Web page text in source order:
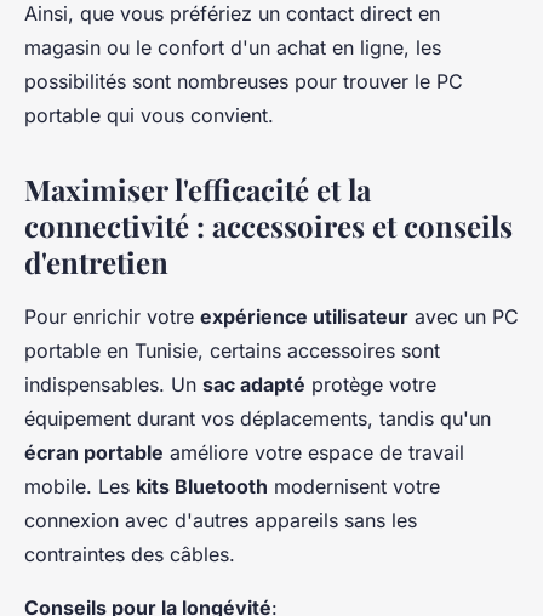
Ainsi, que vous préfériez un contact direct en
magasin ou le confort d'un achat en ligne, les
possibilités sont nombreuses pour trouver le PC
portable qui vous convient.
Maximiser l'efficacité et la
connectivité : accessoires et conseils
d'entretien
Pour enrichir votre expérience utilisateur avec un PC
portable en Tunisie, certains accessoires sont
indispensables. Un sac adapté protège votre
équipement durant vos déplacements, tandis qu'un
écran portable améliore votre espace de travail
mobile. Les kits Bluetooth modernisent votre
connexion avec d'autres appareils sans les
contraintes des câbles.
Conseils pour la longévité: